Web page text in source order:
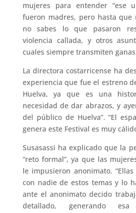
mujeres para entender “ese
fueron madres, pero hasta que
no sabes lo que pasaron
violencia callada, y otros
cuales siempre transmiten
La directora costarricense ha
experiencia que fue el estreno
Huelva, ya que es una
necesidad de dar abrazos, y
del público de Huelva”. “El
genera este Festival es muy
Susasassi ha explicado que la
“reto formal”, ya que las
le impusieron anonimato.
con nadie de estos temas y lo
ante el anonimato decido
detallado, generando